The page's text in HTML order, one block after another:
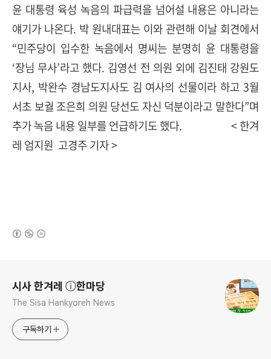
윤 대통령 육성 녹음의 파급력을 넘어설 내용은 아니라는
얘기가 나온다. 박 원내대표는 이와 관련해 이날 회견에서
“민주당이 입수한 녹음에서 명씨는 분명히 윤 대통령을
‘장님 무사’라고 했다. 김영선 전 의원 외에 김진태 강원도
지사, 박완수 경남도지사도 김 여사의 선물이라 하고 3월
서초 보궐 조은희 의원 당선도 자신 덕분이라고 말한다”며
추가 녹음 내용 일부를 언급하기도 했다. < 한겨
레 엄지원 고경주 기자 >
시사 한겨레 ⓘ한마당
The Sisa Hankyoreh News
구독하기